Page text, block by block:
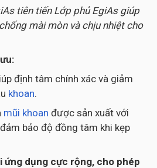
tiên tiến Lớp phủ EgiAs giúp
mài mòn và chịu nhiệt cho
định tâm chính xác và giảm
khoan.
mũi khoan được sản xuất với
bảo độ đồng tâm khi kẹp
ứng dụng cực rộng, cho phép